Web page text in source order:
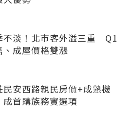
不淡！北市客外溢三重 Q1
、成屋價格雙漲
民安西路親民房價+成熟機
首購族務實選項